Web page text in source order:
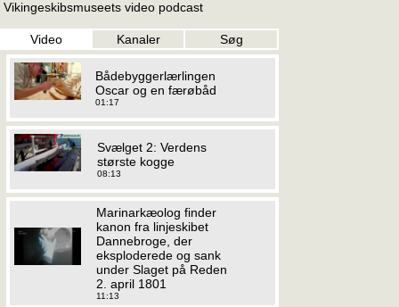
Vikingeskibsmuseets video podcast
Video Kanaler Søg
Bådebyggerlærlingen
Oscar og en færøbåd
01:17
Svælget 2: Verdens
største kogge
08:13
Marinarkæolog finder
kanon fra linjeskibet
Dannebroge, der
eksploderede og sank
under Slaget på Reden
2. april 1801
11:13